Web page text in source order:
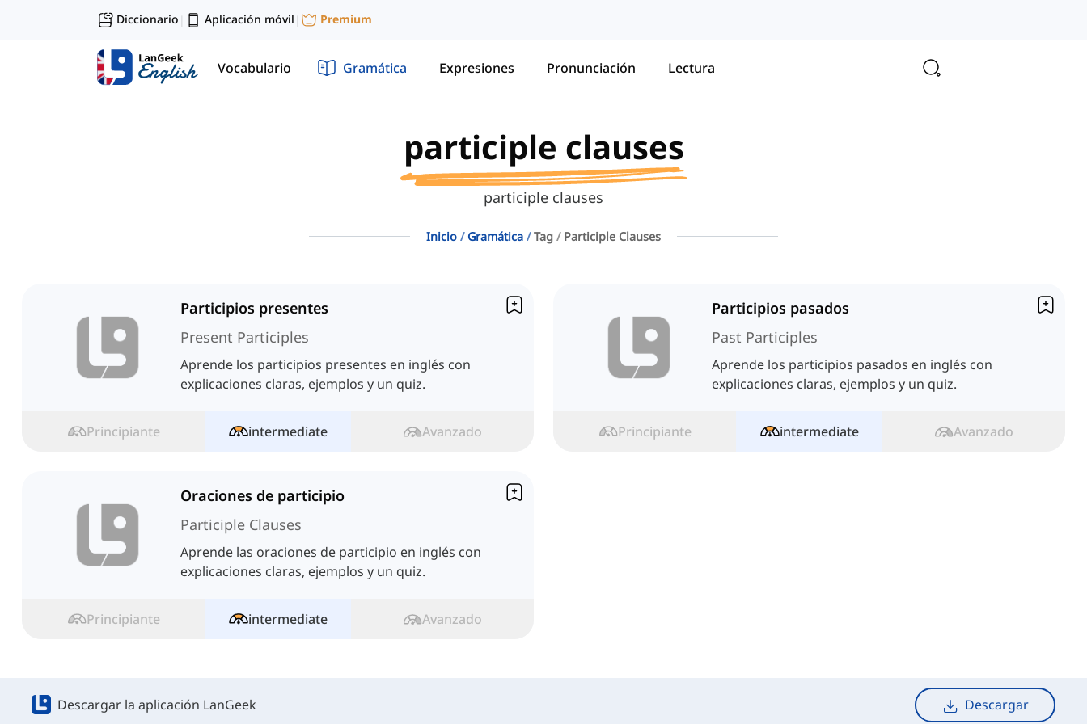
Diccionario | Aplicación móvil | Premium
Vocabulario Gramática Expresiones Pronunciación Lectura
participle clauses
participle clauses
Inicio Gramática Tag Participle Clauses
Participios presentes
Present Participles
Aprende los participios presentes en inglés con
explicaciones claras, ejemplos y un quiz.
Principiante intermediate Avanzado
Participios pasados
Past Participles
Aprende los participios pasados en inglés con
explicaciones claras, ejemplos y un quiz.
Principiante intermediate Avanzado
Oraciones de participio
Participle Clauses
Aprende las oraciones de participio en inglés con
explicaciones claras, ejemplos y un quiz.
Principiante intermediate Avanzado
Descargar la aplicación LanGeek Descargar